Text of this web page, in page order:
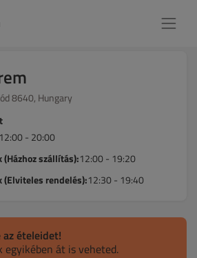
8640, Hungary
12:00 - 20:00
szállítás):12:00 - 19:20
(Elviteles rendelés):12:30 - 19:40
az ételeidet!
egyikében át is veheted.